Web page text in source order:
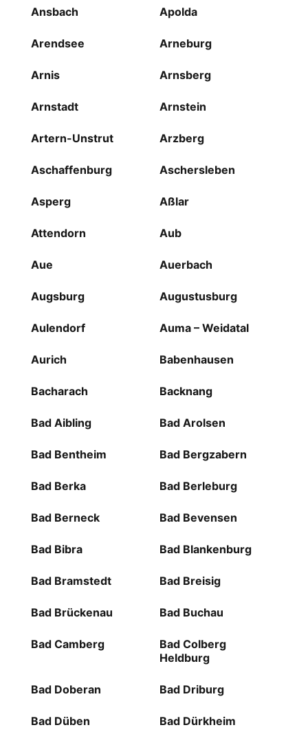
Ansbach Apolda
Arendsee Arneburg
Arnis Arnsberg
Arnstadt Arnstein
Artern-Unstrut Arzberg
Aschaffenburg Aschersleben
Asperg Aßlar
Attendorn Aub
Aue Auerbach
Augsburg Augustusburg
Aulendorf Auma – Weidatal
Aurich Babenhausen
Bacharach Backnang
Bad Aibling Bad Arolsen
Bad Bentheim Bad Bergzabern
Bad Berka Bad Berleburg
Bad Berneck Bad Bevensen
Bad Bibra Bad Blankenburg
Bad Bramstedt Bad Breisig
Bad Brückenau Bad Buchau
Bad Camberg
Bad Colberg
Heldburg
Bad Doberan Bad Driburg
Bad Düben Bad Dürkheim